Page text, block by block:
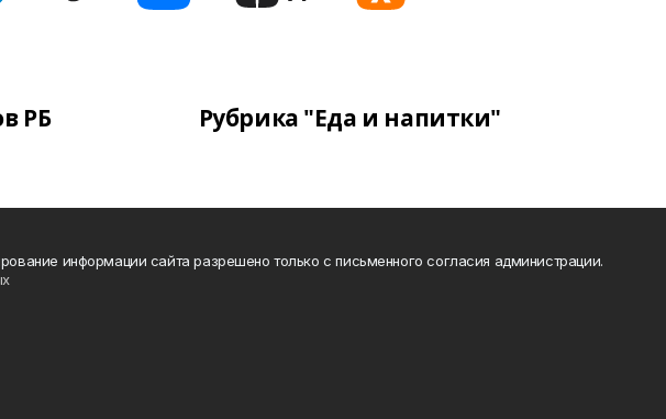
РБ Рубрика "Еда и напитки"
информации сайта разрешено только с письменного согласия администрации.